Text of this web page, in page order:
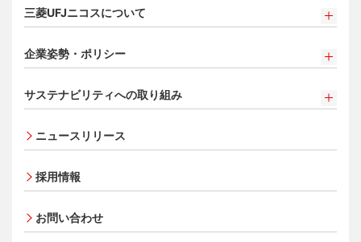
UnionPay（銀聯）カード
家族カード
エクスプレス予約サービス（プラスEX会員）
Apple Pay
タッチ決済
ポイントプログラム
選べるお支払方法
ポイントプログラム
NICOSカード会員の方
アメリカン・エキスプレス
プラチナ会員さま専用の特別なサービス Platinum
Special Service
大規模企業のお客さまだけにご利用いただけるサービス
新規加盟に関するお問い合わせ
割賦販売法における加盟店さまの遵守事項について
個人情報のお取り扱いに関するお願い
[EC加盟店さまへ] 不正ログイン対策のお願い
[EC加盟店さまへ] EMV3Dセキュアの導入について
[対面加盟店さまへ] 不正利用対策のお願い
ご契約店舗追加のご案内
売上に関するお手続き
サービス・ソリューション
サービス・ソリューション
各種決済方法
ト）
よくあるご質問
事業者・加盟店のお客さまサイトマップ
法人向けポータルサイト
三菱UFJニコスについて
経営ビジョン・行動規範
会社概要
事業内容
財務情報
電子公告
企業姿勢・ポリシー
コンプライアンス
情報セキュリティの取り組み
リスク管理
マネー・ローンダリングおよびテロ資金供与等の対策に
個人情報保護方針
サステナビリティへの取り組み
SDGsの達成に向けて
お客さまに寄り添う
従業員とともに
MUFGグループ/サステナビリティサイト
ニュースリリース
採用情報
お問い合わせ